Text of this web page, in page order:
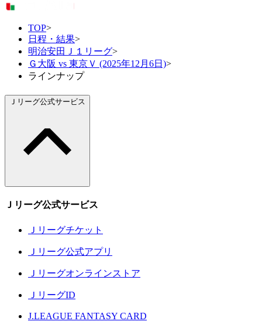
TOP>
日程・結果>
明治安田Ｊ１リーグ>
Ｇ大阪 vs 東京Ｖ (2025年12月6日)>
ラインナップ
Ｊリーグ公式サービス
Ｊリーグ公式サービス
Ｊリーグチケット
Ｊリーグ公式アプリ
Ｊリーグオンラインストア
ＪリーグID
J.LEAGUE FANTASY CARD